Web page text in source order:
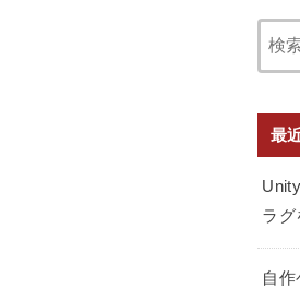
最
ラグ
自